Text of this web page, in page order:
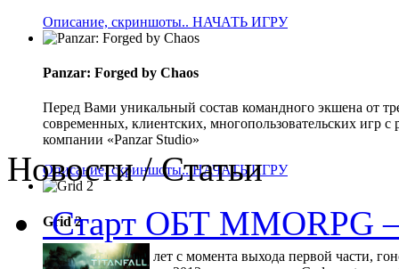
Описание, скриншоты.. НАЧАТЬ ИГРУ
Panzar: Forged by Chaos
Перед Вами уникальный состав командного экшена от
современных, клиентских, многопользовательских игр
компании «Panzar Studio»
Описание, скриншоты..НАЧАТЬ ИГРУ
Grid 2
Прошло 5 долгих лет с момента выхода первой части,
Новости / Статьи
Старт ОБТ MMORPG